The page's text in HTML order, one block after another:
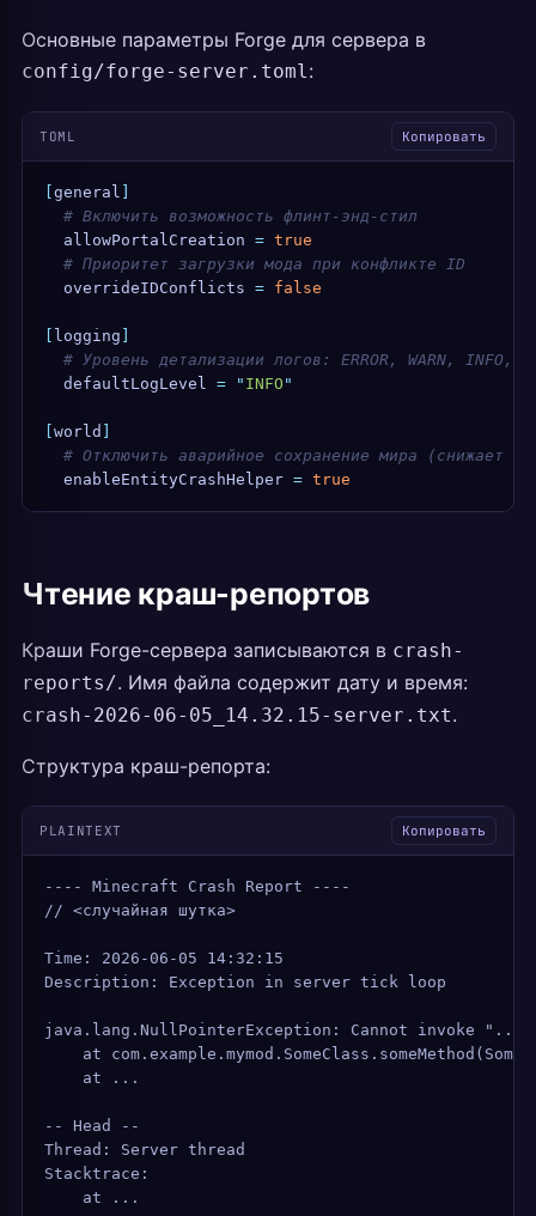
Основные параметры Forge для сервера в
config/forge-server.toml:
TOML Копировать
general
  # Включить возможность флинт-энд-стил
  allowPortalCreation
= true
  # Приоритет загрузки мода при конфликте ID
  overrideIDConflicts
= false
logging
# Уровень детализации логов: ERROR, WARN, INFO,
  defaultLogLevel
= " INFO "
world
# Отключить аварийное сохранение мира (снижает
  enableEntityCrashHelper
= true
Чтение краш-репортов
Краши Forge-сервера записываются в crash-
reports/. Имя файла содержит дату и время:
crash-2026-06-05_14.32.15-server.txt.
Структура краш-репорта:
PLAINTEXT Копировать
---- Minecraft Crash Report ----
// <случайная шутка>
Time: 2026-06-05 14:32:15
Description: Exception in server tick loop
java.lang.NullPointerException: Cannot invoke
at
    at ...
-- Head --
Thread: Server thread
Stacktrace:
    at ...